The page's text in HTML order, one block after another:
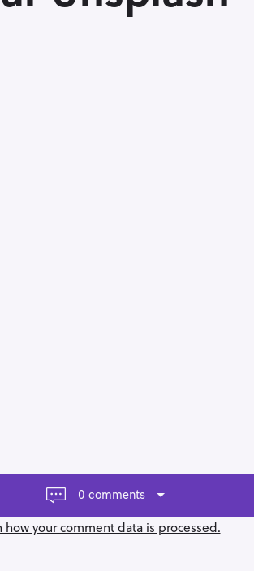
0 comments
how your comment data is processed.